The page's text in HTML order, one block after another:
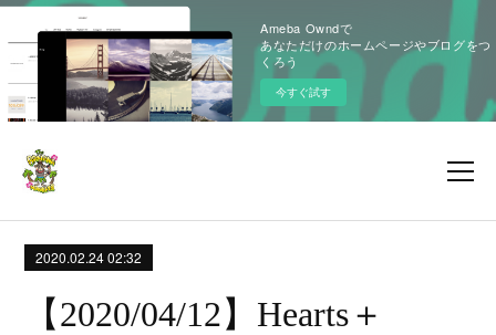
Ameba Owndで
あなただけのホームページやブログをつ
くろう
今すぐ試す
2020.02.24 02:32
【2020/04/12】Hearts＋